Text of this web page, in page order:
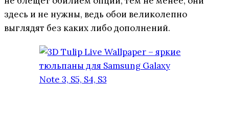
здесь и не нужны, ведь обои великолепно
выглядят без каких либо дополнений.